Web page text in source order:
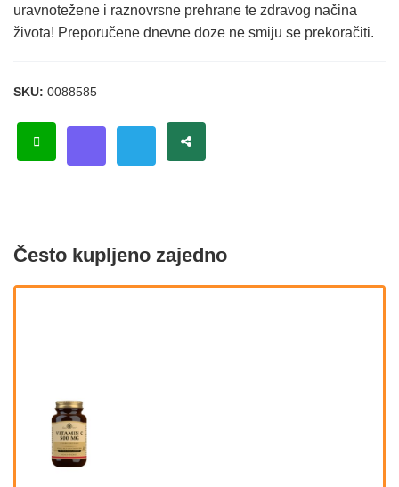
uravnotežene i raznovrsne prehrane te zdravog načina
života! Preporučene dnevne doze ne smiju se prekoračiti.
SKU: 0088585
Često kupljeno zajedno